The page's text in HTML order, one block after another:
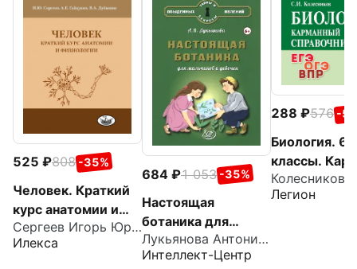
525 808 -35%
Человек. Краткий
курс анатомии и
физиологии
Сергеев Игорь Юрьевич
Илекса
684 1 053 -35%
Настоящая
ботаника для
мальчиков и
девочек
Лукьянова Антонина Владимировна
Интеллект-Центр
288 576 -
Биология.
классы.
справочник
Легион